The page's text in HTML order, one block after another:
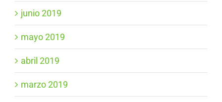
junio 2019
mayo 2019
abril 2019
marzo 2019